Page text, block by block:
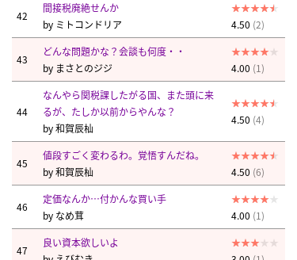
42
間接税廃絶せんか
by ミトコンドリア 4.50 (2)
43
どんな問題かな？会談も何度・・
by まさとのジジ 4.00 (1)
44
なんやら関税課したがる国、また頭に来
るが、たしか以前からやんな？
by和賀辰杣
4.50 (4)
45
値段すごく変わるわ。覚悟すんだね。
by和賀辰杣 4.50 (6)
46
定価なんか…付かんな買い手
by なめ茸 4.00 (1)
47
良い資本欲しいよ